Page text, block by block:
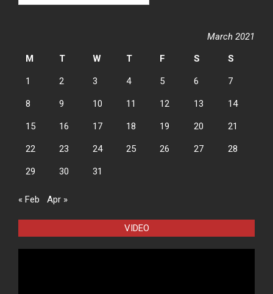
March 2021
M
T W T F S S
1 2 3 4 5 6 7
8 9 10 11 12 13 14
15 16 17 18 19 20 21
22 23 24 25 26 27 28
29 30 31
« Feb Apr »
VIDEO